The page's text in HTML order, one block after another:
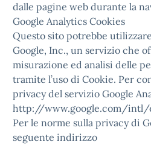
dalle pagine web durante la
Google Analytics Cookies
Questo sito potrebbe
Google, Inc., un servizio che
misurazione ed analisi delle
tramite l’uso di Cookie. Per
privacy del servizio Google
http://www.google.com/intl/
Per le norme sulla privacy di
seguente indirizzo